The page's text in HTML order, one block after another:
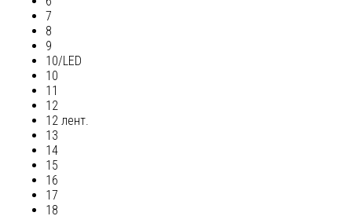
7
8
9
10/LED
10
11
12
12 лент.
13
14
15
16
17
18